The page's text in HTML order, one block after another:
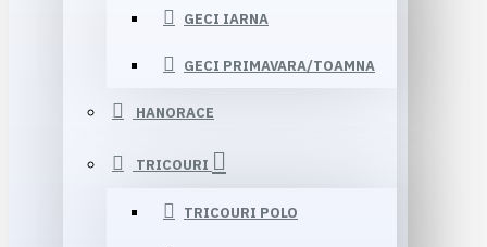
GECI IARNA
GECI PRIMAVARA/TOAMNA
HANORACE
TRICOURI
TRICOURI POLO